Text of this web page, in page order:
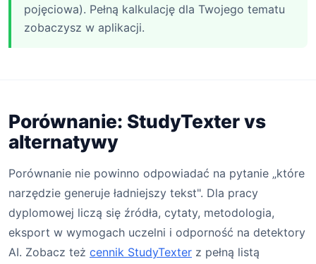
pojęciowa). Pełną kalkulację dla Twojego tematu
zobaczysz w aplikacji.
Porównanie: StudyTexter vs
alternatywy
Porównanie nie powinno odpowiadać na pytanie „które
narzędzie generuje ładniejszy tekst". Dla pracy
dyplomowej liczą się źródła, cytaty, metodologia,
eksport w wymogach uczelni i odporność na detektory
AI. Zobacz też cennik StudyTexter z pełną listą